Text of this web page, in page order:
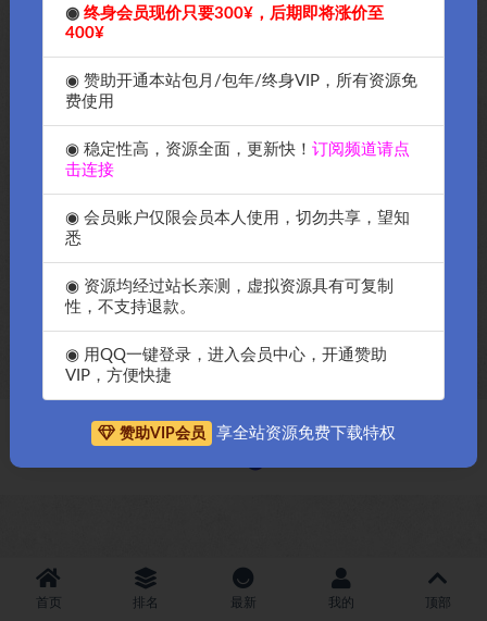
OK源码中国傻瓜化解决
WHMCS中国无法使用谷歌验证
码服务reCAPTCHA服务-OK源
码中国
OK源码中国告诉你谷歌的验证
码服务Google reCAPTCHA v2和
2022年OK源码中国教你如何在
国内使用谷歌的reCaptcha验证
OK源码中国教你使用Google
Copyright © 2018-2026 OK源码中国资源网 -All rights reserved|
首页 排名 最新 我的 顶部
◉终身会员现价只要300¥，后期即将涨价至
400¥
◉ 赞助开通本站包月/包年/终身VIP，所有资源免
费使用
◉ 稳定性高，资源全面，更新快！订阅频道请点
击连接
◉ 会员账户仅限会员本人使用，切勿共享，望知
悉
◉ 资源均经过站长亲测，虚拟资源具有可复制
性，不支持退款。
◉ 用QQ一键登录，进入会员中心，开通赞助
VIP，方便快捷
赞助VIP会员 享全站资源免费下载特权